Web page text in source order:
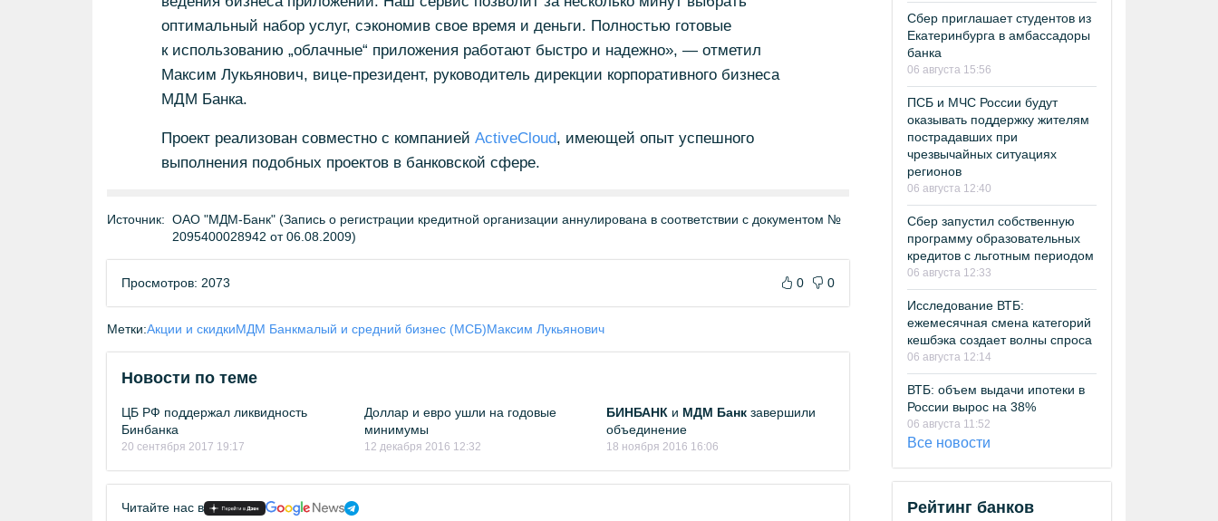
оптимальный набор услуг, сэкономив свое время и деньги. Полностью готовые
к использованию „облачные“ приложения работают быстро и надежно», — отметил
Максим Лукьянович, вице-президент, руководитель дирекции корпоративного бизнеса
МДМ Банка.
Проект реализован совместно с компанией ActiveCloud, имеющей опыт успешного
выполнения подобных проектов в банковской сфере.
Источник: ОАО "МДМ-Банк" (Запись о регистрации кредитной организации аннулирована в соответствии с документом №
2095400028942 от 06.08.2009)
Просмотров: 2073 0 0
Метки:Акции и скидкиМДМ Банкмалый и средний бизнес (МСБ)Максим Лукьянович
Новости по теме
ЦБ РФ поддержал ликвидность
Бинбанка
20 сентября 2017 19:17
Доллар и евро ушли на годовые
минимумы
12 декабря 2016 12:32
БИНБАНК и МДМ Банк завершили
объединение
18 ноября 2016 16:06
Читайте нас в
Сбер приглашает студентов из
Екатеринбурга в амбассадоры
банка
06 августа 15:56
ПСБ и МЧС России будут
оказывать поддержку жителям
пострадавших при
чрезвычайных ситуациях
регионов
06 августа 12:40
Сбер запустил собственную
программу образовательных
кредитов с льготным периодом
06 августа 12:33
Исследование ВТБ:
ежемесячная смена категорий
кешбэка создает волны спроса
06 августа 12:14
ВТБ: объем выдачи ипотеки в
России вырос на 38%
06 августа 11:52
Все новости
Рейтинг банков